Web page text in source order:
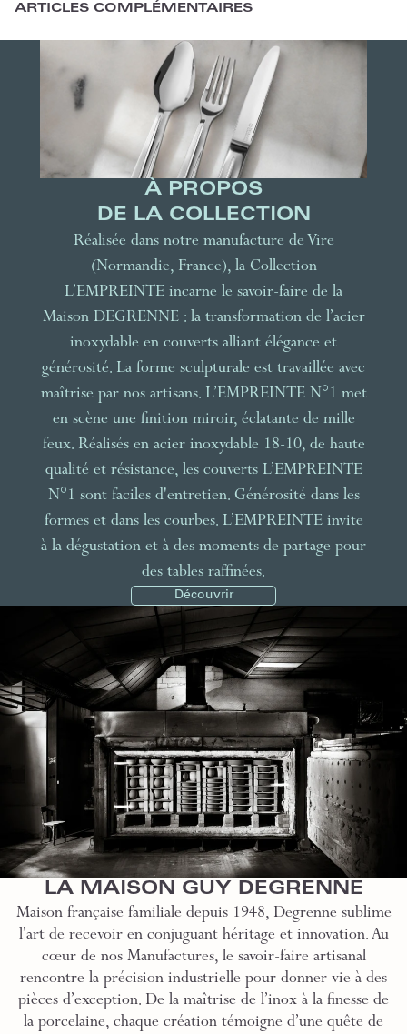
ARTICLES COMPLÉMENTAIRES
À PROPOS
DE LA COLLECTION
Réalisée dans notre manufacture de Vire
(Normandie, France), la Collection
L’EMPREINTE incarne le savoir-faire de la
Maison DEGRENNE : la transformation de l’acier
inoxydable en couverts alliant élégance et
générosité. La forme sculpturale est travaillée avec
maîtrise par nos artisans. L’EMPREINTE N°1 met
en scène une finition miroir, éclatante de mille
feux. Réalisés en acier inoxydable 18-10, de haute
qualité et résistance, les couverts L’EMPREINTE
N°1 sont faciles d'entretien. Générosité dans les
formes et dans les courbes. L’EMPREINTE invite
à la dégustation et à des moments de partage pour
des tables raffinées.
Découvrir
LA MAISON GUY DEGRENNE
Maison française familiale depuis 1948, Degrenne sublime
l’art de recevoir en conjuguant héritage et innovation. Au
cœur de nos Manufactures, le savoir-faire artisanal
rencontre la précision industrielle pour donner vie à des
pièces d’exception. De la maîtrise de l’inox à la finesse de
la porcelaine, chaque création témoigne d’une quête de